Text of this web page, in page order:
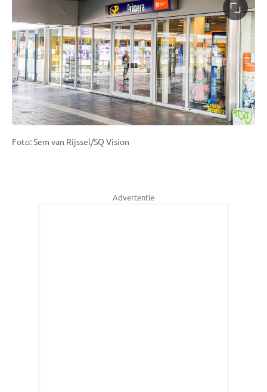
Foto: Sem van Rijssel/SQ Vision
Advertentie